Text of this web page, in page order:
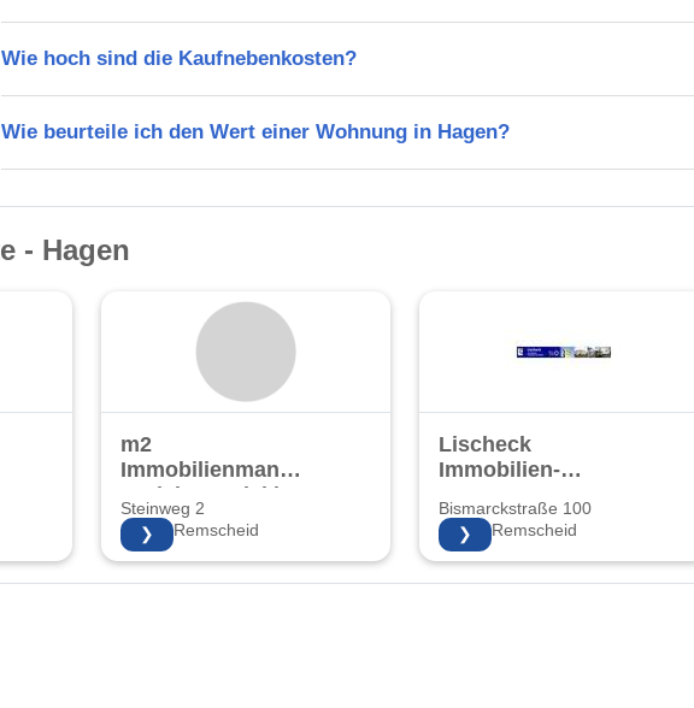
Wie hoch sind die Kaufnebenkosten?
Wie beurteile ich den Wert einer Wohnung in Hagen?
- Hagen
m2
Immobilienmanagement
Projektentwicklung
KG
Steinweg 2
42853 Remscheid
❯
Lischeck
Immobilien-
GmbH
Bismarckstraße 100
42859 Remscheid
❯